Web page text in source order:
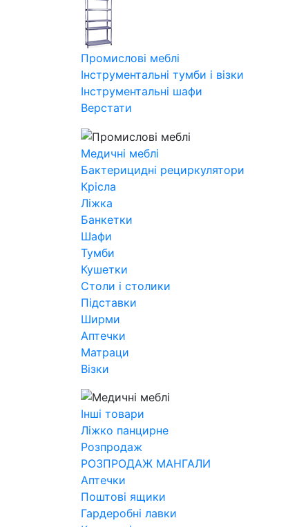
Промислові меблі
Інструментальні тумби і візки
Інструментальні шафи
Верстати
Медичні меблі
Бактерицидні рециркулятори
Крісла
Ліжка
Банкетки
Шафи
Тумби
Кушетки
Столи і столики
Підставки
Ширми
Аптечки
Матраци
Візки
Інші товари
Ліжко панцирне
Розпродаж
РОЗПРОДАЖ МАНГАЛИ
Аптечки
Поштові ящики
Гардеробні лавки